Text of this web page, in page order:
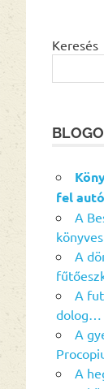
Keresés
fel
A
A
A
dolog…
A
A